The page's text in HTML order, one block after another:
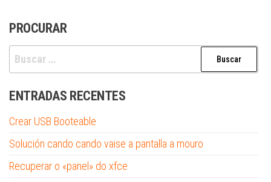
PROCURAR
Buscar:
ENTRADAS RECENTES
Crear USB Booteable
Solución cando cando vaise a pantalla a mouro
Recuperar o «panel» do xfce